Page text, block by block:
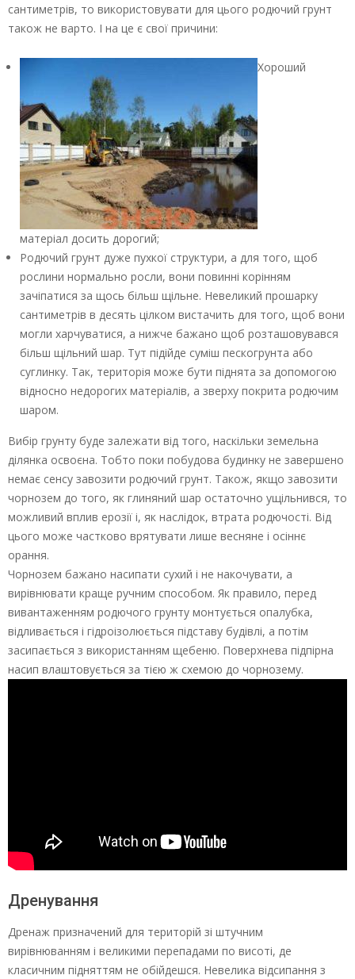
сантиметрів, то використовувати для цього родючий грунт
також не варто. І на це є свої причини:
Хороший
матеріал досить дорогий;
Родючий грунт дуже пухкої структури, а для того, щоб
рослини нормально росли, вони повинні корінням
зачіпатися за щось більш щільне. Невеликий прошарку
сантиметрів в десять цілком вистачить для того, щоб вони
могли харчуватися, а нижче бажано щоб розташовувався
більш щільний шар. Тут підійде суміш пескогрунта або
суглинку. Так, територія може бути піднята за допомогою
відносно недорогих матеріалів, а зверху покрита родючим
шаром.
Вибір грунту буде залежати від того, наскільки земельна
ділянка освоєна. Тобто поки побудова будинку не завершено
немає сенсу завозити родючий грунт. Також, якщо завозити
чорнозем до того, як глиняний шар остаточно ущільнився, то
можливий вплив ерозії і, як наслідок, втрата родючості. Від
цього може частково врятувати лише весняне і осіннє
орання.
Чорнозем бажано насипати сухий і не накочувати, а
вирівнювати краще ручним способом. Як правило, перед
вивантаженням родючого грунту монтується опалубка,
відливається і гідроізолюється підставу будівлі, а потім
засипається з використанням щебеню. Поверхнева підпірна
насип влаштовується за тією ж схемою до чорнозему.
Дренування
Дренаж призначений для територій зі штучним
вирівнюванням і великими перепадами по висоті, де
класичним підняттям не обійдешся. Невелика відсипання з